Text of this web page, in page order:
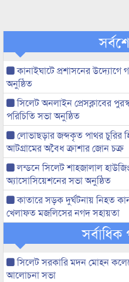
কানাইঘাটে প্রশাসনের
অনুষ্ঠিত
সিলেট অনলাইন প্রেসক্লাবের
পরিচিতি সভা অনুষ্ঠিত
লোভাছড়ার জব্দকৃত পাথর চুরির
আটগ্রামের অবৈধ ক্রাশার জোন চক্র
লন্ডনে সিলেট শাহজালাল
অ্যাসোসিয়েশনের সভা অনুষ্ঠিত
কাতারে সড়ক দুর্ঘটনায় নিহত
খেলাফত মজলিসের নগদ সহায়তা
সিলেট সরকারি মদন মোহন
আলোচনা সভা